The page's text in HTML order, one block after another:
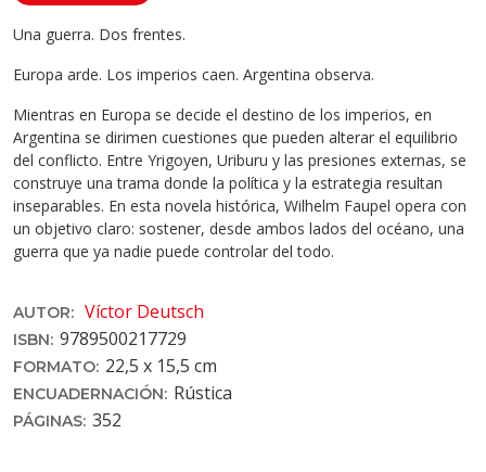
Una guerra. Dos frentes.
Europa arde. Los imperios caen. Argentina observa.
Mientras en Europa se decide el destino de los imperios, en
Argentina se dirimen cuestiones que pueden alterar el equilibrio
del conflicto. Entre Yrigoyen, Uriburu y las presiones externas, se
construye una trama donde la política y la estrategia resultan
inseparables. En esta novela histórica, Wilhelm Faupel opera con
un objetivo claro: sostener, desde ambos lados del océano, una
guerra que ya nadie puede controlar del todo.
AUTOR: Víctor Deutsch
ISBN: 9789500217729
FORMATO: 22,5 x 15,5 cm
ENCUADERNACIÓN: Rústica
PÁGINAS: 352